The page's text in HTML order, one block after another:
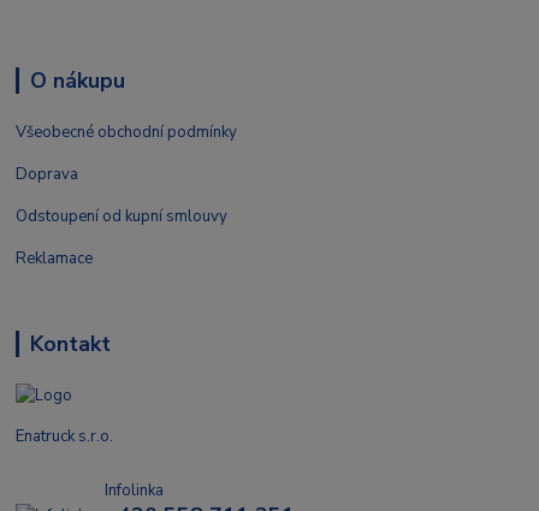
O nákupu
Všeobecné obchodní podmínky
Doprava
Odstoupení od kupní smlouvy
Reklamace
Kontakt
Enatruck s.r.o.
Infolinka